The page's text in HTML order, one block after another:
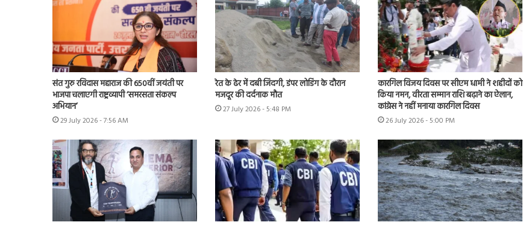
संत गुरु रविदास महाराज की 650वीं जयंती पर
भाजपा चलाएगी राष्ट्रव्यापी ‘समरसता संकल्प
अभियान’
29 July 2026 - 7:56 AM
रेत के ढेर में दबी जिंदगी, डंपर लोडिंग के दौरान
मजदूर की दर्दनाक मौत
27 July 2026 - 5:48 PM
कारगिल विजय दिवस पर सीएम धामी ने शहीदों को
किया नमन, वीरता सम्मान राशि बढ़ाने का ऐलान,
कांग्रेस ने नहीं मनाया कारगिल दिवस
26 July 2026 - 5:00 PM